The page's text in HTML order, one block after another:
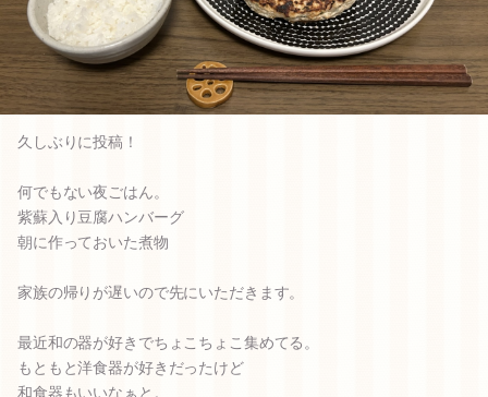
久しぶりに投稿！
何でもない夜ごはん。
紫蘇入り豆腐ハンバーグ
朝に作っておいた煮物
家族の帰りが遅いので先にいただきます。
最近和の器が好きでちょこちょこ集めてる。
もともと洋食器が好きだったけど
和食器もいいなぁと。